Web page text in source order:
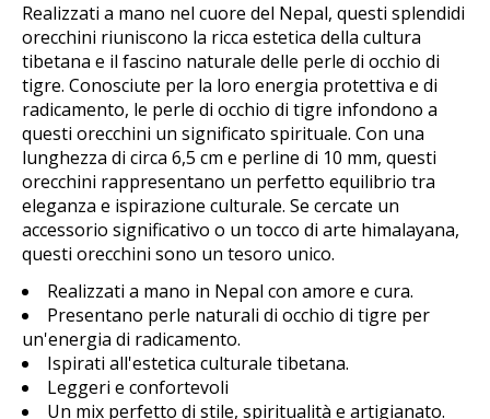
Realizzati a mano nel cuore del Nepal, questi splendidi
orecchini riuniscono la ricca estetica della cultura
tibetana e il fascino naturale delle perle di occhio di
tigre. Conosciute per la loro energia protettiva e di
radicamento, le perle di occhio di tigre infondono a
questi orecchini un significato spirituale. Con una
lunghezza di circa 6,5 cm e perline di 10 mm, questi
orecchini rappresentano un perfetto equilibrio tra
eleganza e ispirazione culturale. Se cercate un
accessorio significativo o un tocco di arte himalayana,
questi orecchini sono un tesoro unico.
Realizzati a mano in Nepal con amore e cura.
Presentano perle naturali di occhio di tigre per
un'energia di radicamento.
Ispirati all'estetica culturale tibetana.
Leggeri e confortevoli
Un mix perfetto di stile, spiritualità e artigianato.